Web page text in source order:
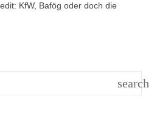
KfW, Bafög oder doch die
search